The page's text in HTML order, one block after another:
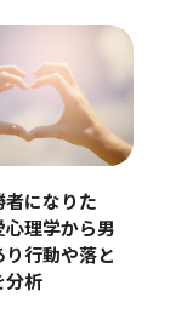
者になりた
心理学から男
り行動や落と
分析